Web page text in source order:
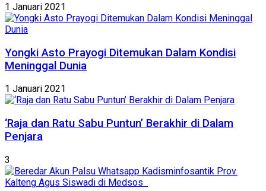
1 Januari 2021
Yongki Asto Prayogi Ditemukan Dalam Kondisi
Meninggal Dunia
1 Januari 2021
‘Raja dan Ratu Sabu Puntun’ Berakhir di Dalam
Penjara
3